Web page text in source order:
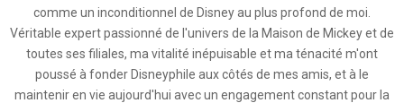
comme un inconditionnel de Disney au plus profond de moi.
Véritable expert passionné de l'univers de la Maison de Mickey et de
toutes ses filiales, ma vitalité inépuisable et ma ténacité m'ont
poussé à fonder Disneyphile aux côtés de mes amis, et à le
maintenir en vie aujourd'hui avec un engagement constant pour la